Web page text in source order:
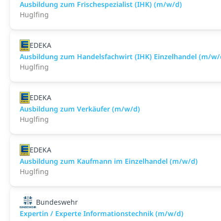
Ausbildung zum Frischespezialist (IHK) (m/w/d)
Huglfing
EDEKA
Ausbildung zum Handelsfachwirt (IHK) Einzelhandel (m/
Huglfing
EDEKA
Ausbildung zum Verkäufer (m/w/d)
Huglfing
EDEKA
Ausbildung zum Kaufmann im Einzelhandel (m/w/d)
Huglfing
Bundeswehr
Expertin / Experte Informationstechnik (m/w/d)